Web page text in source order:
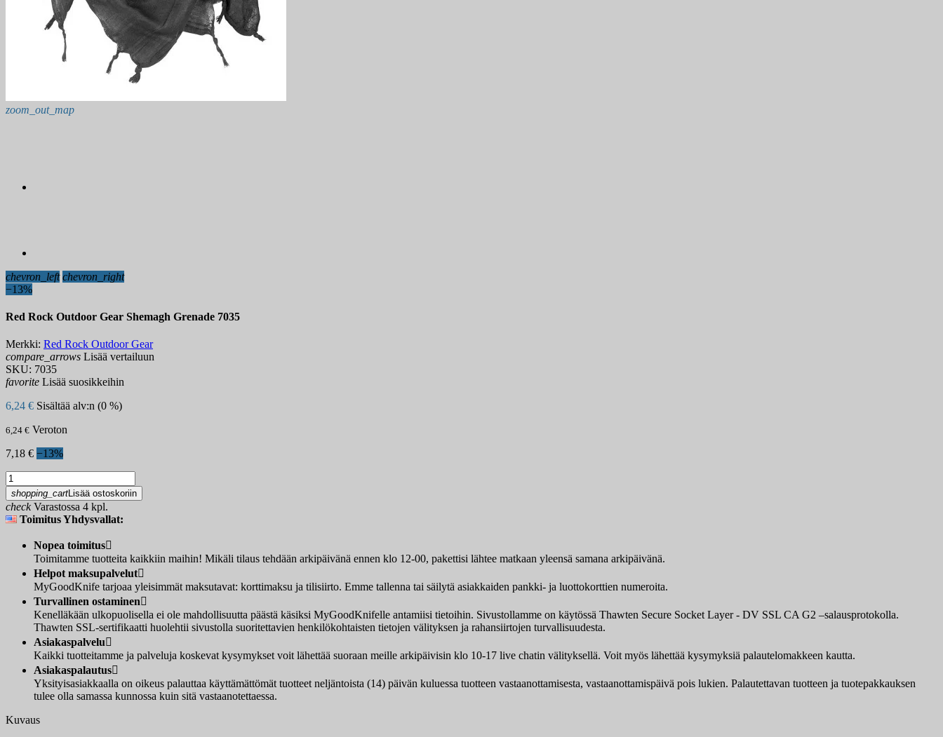
zoom_out_map
chevron_left chevron_right
−13%
Red Rock Outdoor Gear Shemagh Grenade 7035
Merkki: Red Rock Outdoor Gear
compare_arrows Lisää vertailuun
SKU: 7035
favorite Lisää suosikkeihin
6,24 € Sisältää alv:n (0 %)
6,24 € Veroton
7,18 € −13%
shopping_cartLisää ostoskoriin
checkVarastossa 4 kpl.
Toimitus Yhdysvallat:
Nopea toimitus
Toimitamme tuotteita kaikkiin maihin! Mikäli tilaus tehdään arkipäivänä ennen klo 12-00, pakettisi lähtee matkaan yleensä samana arkipäivänä.
Helpot maksupalvelut
MyGoodKnife tarjoaa yleisimmät maksutavat: korttimaksu ja tilisiirto. Emme tallenna tai säilytä asiakkaiden pankki- ja luottokorttien numeroita.
Turvallinen ostaminen
Kenelläkään ulkopuolisella ei ole mahdollisuutta päästä käsiksi MyGoodKnifelle antamiisi tietoihin. Sivustollamme on käytössä Thawten Secure Socket Layer - DV SSL CA G2 –salausprotokolla.
Thawten SSL-sertifikaatti huolehtii sivustolla suoritettavien henkilökohtaisten tietojen välityksen ja rahansiirtojen turvallisuudesta.
Asiakaspalvelu
Kaikki tuotteitamme ja palveluja koskevat kysymykset voit lähettää suoraan meille arkipäivisin klo 10-17 live chatin välityksellä. Voit myös lähettää kysymyksiä palautelomakkeen kautta.
Asiakaspalautus
Yksityisasiakkaalla on oikeus palauttaa käyttämättömät tuotteet neljäntoista (14) päivän kuluessa tuotteen vastaanottamisesta, vastaanottamispäivä pois lukien. Palautettavan tuotteen ja tuotepakkauksen
tulee olla samassa kunnossa kuin sitä vastaanotettaessa.
Kuvaus